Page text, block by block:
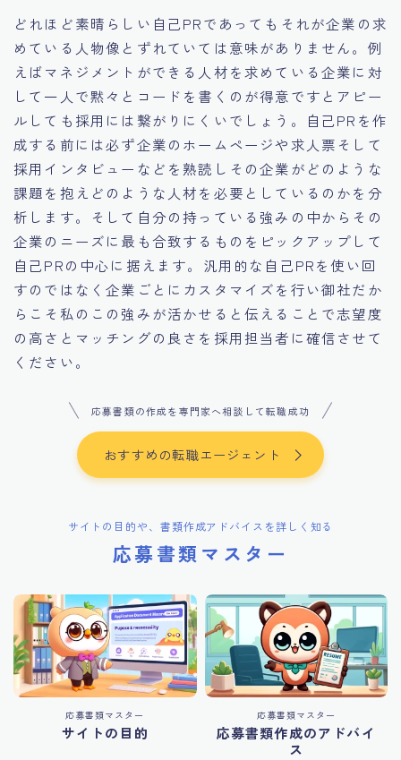
どれほど素晴らしい自己PRであってもそれが企業の求
めている人物像とずれていては意味がありません。例
えばマネジメントができる人材を求めている企業に対
して一人で黙々とコードを書くのが得意ですとアピー
ルしても採用には繋がりにくいでしょう。自己PRを作
成する前には必ず企業のホームページや求人票そして
採用インタビューなどを熟読しその企業がどのような
課題を抱えどのような人材を必要としているのかを分
析します。そして自分の持っている強みの中からその
企業のニーズに最も合致するものをピックアップして
自己PRの中心に据えます。汎用的な自己PRを使い回
すのではなく企業ごとにカスタマイズを行い御社だか
らこそ私のこの強みが活かせると伝えることで志望度
の高さとマッチングの良さを採用担当者に確信させて
ください。
応募書類の作成を専門家へ相談して転職成功
おすすめの転職エージェント
サイトの目的や、書類作成アドバイスを詳しく知る
応募書類マスター
応募書類マスター
サイトの目的
応募書類マスター
応募書類作成のアドバイ
ス